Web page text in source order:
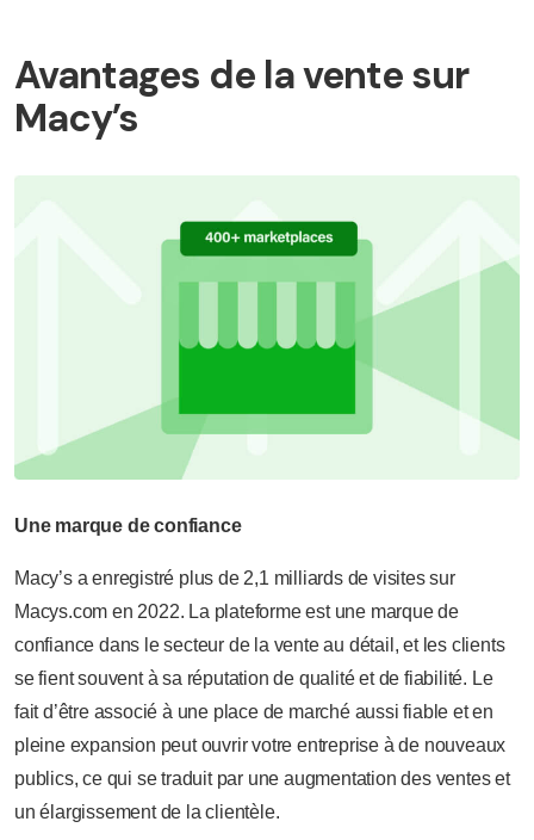
Avantages de la vente sur
Macy’s
Une marque de confiance
Macy’s a enregistré plus de 2,1 milliards de visites sur
Macys.com en 2022. La plateforme est une marque de
confiance dans le secteur de la vente au détail, et les clients
se fient souvent à sa réputation de qualité et de fiabilité. Le
fait d’être associé à une place de marché aussi fiable et en
pleine expansion peut ouvrir votre entreprise à de nouveaux
publics, ce qui se traduit par une augmentation des ventes et
un élargissement de la clientèle.